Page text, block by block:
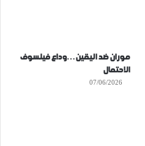
موران ضد اليقين…وداع فيلسوف
الاحتمال
07/06/2026